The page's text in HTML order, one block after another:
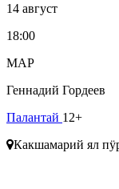
14 август
18:00
МАР
Геннадий Гордеев
Палантай 12+
Какшамарий ял